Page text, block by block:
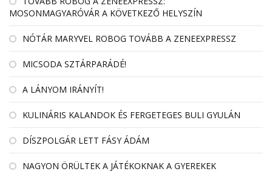
MOSONMAGYARÓVÁR A KÖVETKEZŐ HELYSZÍN
NÓTÁR MARYVEL ROBOG TOVÁBB A ZENEEXPRESSZ
MICSODA SZTÁRPARÁDÉ!
A LÁNYOM IRÁNYÍT!
KULINÁRIS KALANDOK ÉS FERGETEGES BULI GYULÁN
DÍSZPOLGÁR LETT FÁSY ÁDÁM
NAGYON ÖRÜLTEK A JÁTÉKOKNAK A GYEREKEK